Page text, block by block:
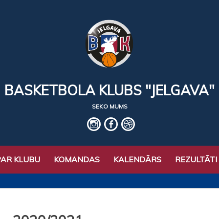
BASKETBOLA KLUBS "JELGAVA"
SEKO MUMS
IG fb basket
KLUBU KOMANDAS KALENDĀRS REZULTĀTI